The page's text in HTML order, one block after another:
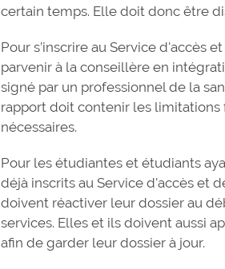
certain temps. Elle doit donc être
Pour s’inscrire au Service d'accès
parvenir à la conseillère en
signé par un professionnel de la
rapport doit contenir les
nécessaires.
Pour les étudiantes et étudiants
déjà inscrits au Service d'accès et
doivent réactiver leur dossier au
services. Elles et ils doivent aussi
afin de garder leur dossier à jour.